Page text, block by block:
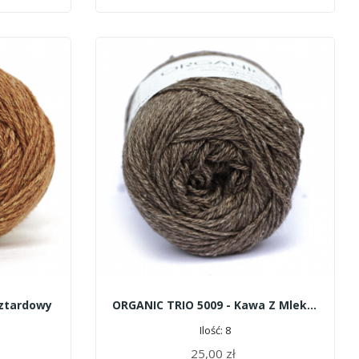
ORGANIC TRIO 5009 - Kawa Z Mlekiem
Ilość: 8
25,00 zł
DODAJ DO KOSZYKA